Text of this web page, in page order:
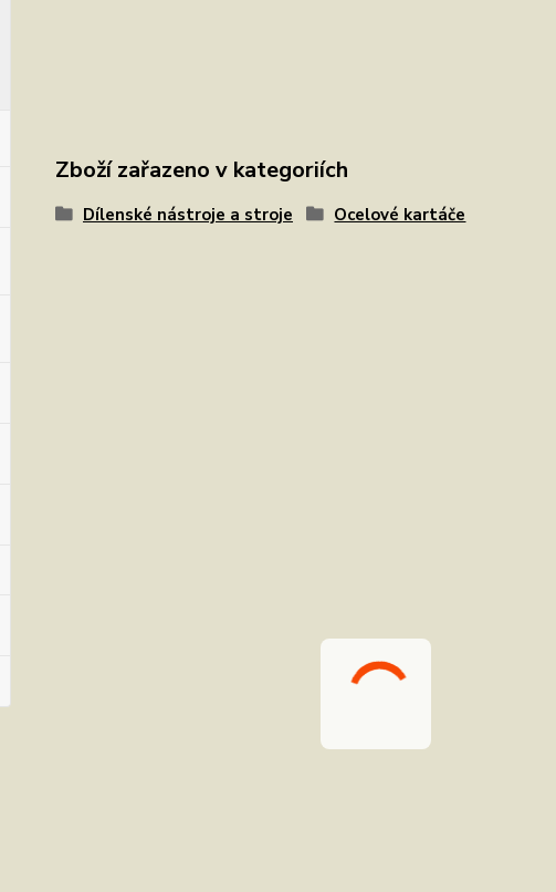
Zboží zařazeno v kategoriích
Dílenské nástroje a stroje Ocelové kartáče